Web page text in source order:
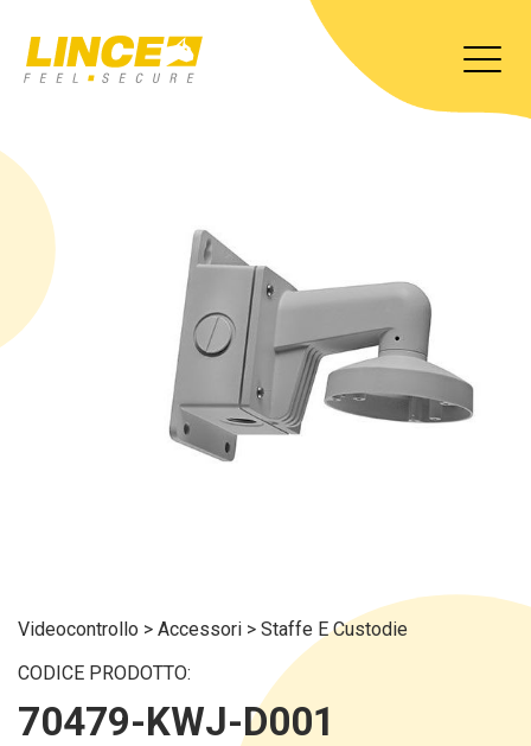
Videocontrollo > Accessori > Staffe E Custodie
CODICE PRODOTTO:
70479-KWJ-D001